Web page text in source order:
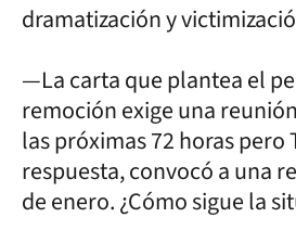
dramatización y
—La carta que plantea el
remoción exige una
las próximas 72 horas pero
respuesta, convocó a una
de enero. ¿Cómo sigue la